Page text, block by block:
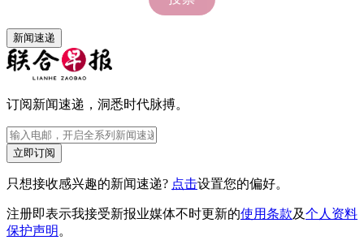
新闻速递
订阅新闻速递，洞悉时代脉搏。
立即订阅
只想接收感兴趣的新闻速递? 点击设置您的偏好。
注册即表示我接受新报业媒体不时更新的使用条款及个人资料
保护声明 。